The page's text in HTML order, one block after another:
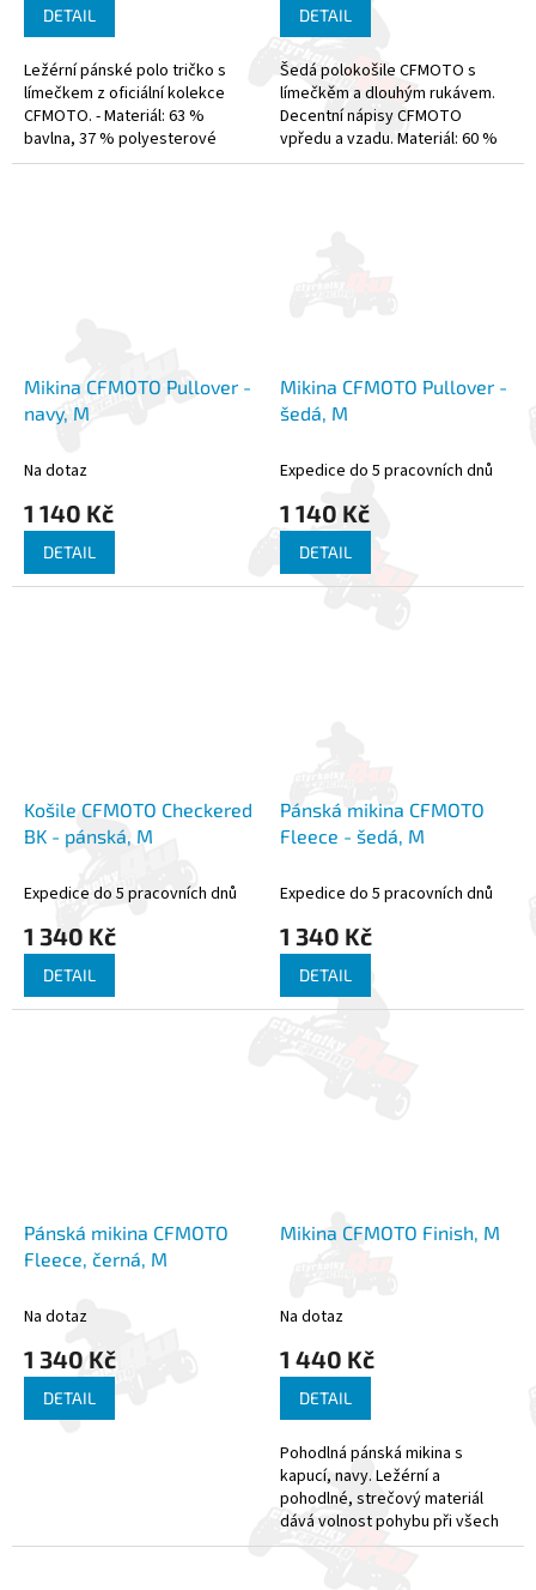
DETAIL
Ležérní pánské polo tričko s
límečkem z oficiální kolekce
CFMOTO. - Materiál: 63 %
bavlna, 37 % polyesterové
vlákno - Stálobarevné,
DETAIL
Šedá polokošile CFMOTO s
límečkěm a dlouhým rukávem.
Decentní nápisy CFMOTO
vpředu a vzadu. Materiál: 60 %
bavlna, 40 % polyester
Mikina CFMOTO Pullover -
navy, M
Na dotaz
1 140 Kč
DETAIL
Mikina CFMOTO Pullover -
šedá, M
Expedice do 5 pracovních dnů
1 140 Kč
DETAIL
Košile CFMOTO Checkered
BK - pánská, M
Expedice do 5 pracovních dnů
1 340 Kč
DETAIL
Pánská mikina CFMOTO
Fleece - šedá, M
Expedice do 5 pracovních dnů
1 340 Kč
DETAIL
Pánská mikina CFMOTO
Fleece, černá, M
Na dotaz
1 340 Kč
DETAIL
Mikina CFMOTO Finish, M
Na dotaz
1 440 Kč
DETAIL
Pohodlná pánská mikina s
kapucí, navy. Ležérní a
pohodlné, strečový materiál
dává volnost pohybu při všech
aktivitách. * Pulovr s kulatým